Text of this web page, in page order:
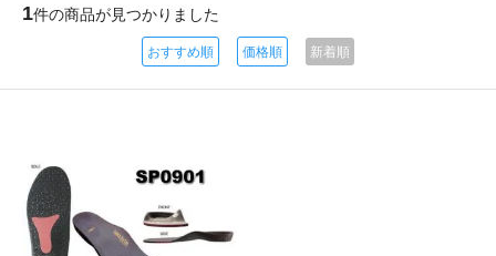
1件の商品が見つかりました
おすすめ順 価格順 新着順